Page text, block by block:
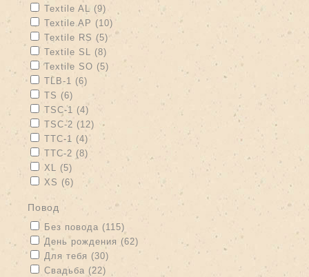
Apply Textile AL filter
Textile AL (9)
Apply Textile AP filter
Textile AP (10) Apply Textile AP filter
Apply Textile RS filter
Textile RS (5)Apply Textile RS filter
Apply Textile SL filter
Textile SL (8)
Apply Textile SO filter
Textile SO (5) Apply Textile SO filter
Apply TLB-1 filter
TLB-1 (6) Apply TLB-1 filter
Apply TS filter
TS (6) Apply TS filter
Apply TSC-1 filter
TSC-1 (4)
Apply TSC-2 filter
TSC-2 (12) Apply TSC-2 filter
Apply TTC-1 filter
TTC-1 (4) Apply TTC-1 filter
Apply TTC-2 filter
TTC-2 (8)
Apply XL filter
XL (5)
Apply XS filter
XS (6) Apply XS filter
повод
Apply Без повода filter
Без повода (115)
Apply День рождения filter
День рождения (62) Apply День рождения filter
Apply Для тебя filter
Для тебя (30) Apply Для тебя filter
Apply Свадьба filter
Свадьба (22) Apply Свадьба filter